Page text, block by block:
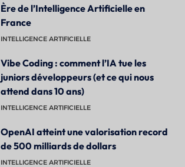
Ère de l’Intelligence Artificielle en
France
INTELLIGENCE ARTIFICIELLE
Vibe Coding : comment l’IA tue les
juniors développeurs (et ce qui nous
attend dans 10 ans)
INTELLIGENCE ARTIFICIELLE
OpenAI atteint une valorisation record
de 500 milliards de dollars
INTELLIGENCE ARTIFICIELLE